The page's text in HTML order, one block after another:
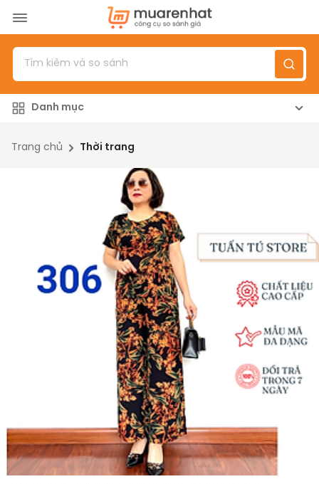
Menu
Sản phẩm
Đánh giá sản phẩm
Giới thiệu
Đăng ký
Danh mục
Trang chủ Thời trang